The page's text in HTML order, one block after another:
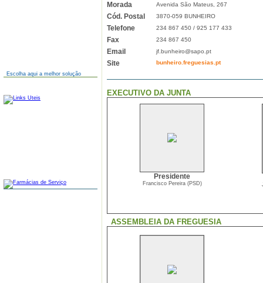
Escolha aqui a melhor solução
Morada Avenida São Mateus, 267
Cód. Postal 3870-059 BUNHEIRO
Telefone 234 867 450 / 925 177 433
Fax 234 867 450
Email jf.bunheiro@sapo.pt
Site bunheiro.freguesias.pt
EXECUTIVO DA JUNTA
Presidente
Francisco Pereira (PSD)
ASSEMBLEIA DA FREGUESIA